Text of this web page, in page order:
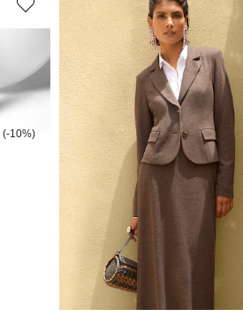
(-10%)
MADELEINE
199,95 € 339,95 €
Meilleur prix sous 30 jours**: 249,95 €